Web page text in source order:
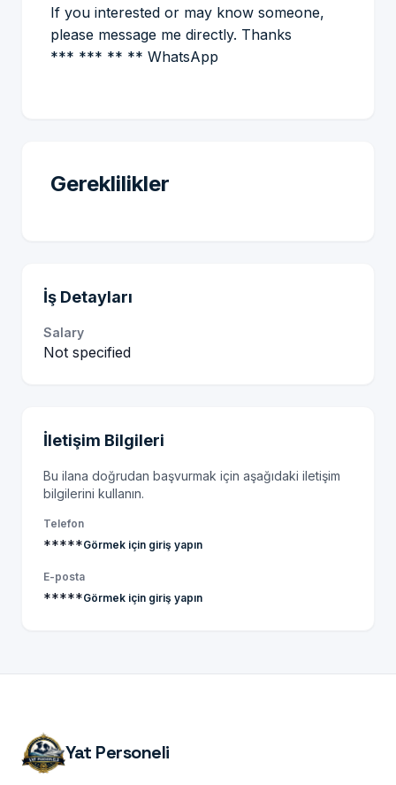
If you interested or may know someone,
please message me directly. Thanks
*** *** ** ** WhatsApp
Gereklilikler
İş Detayları
Salary
Not specified
İletişim Bilgileri
Bu ilana doğrudan başvurmak için aşağıdaki iletişim
bilgilerini kullanın.
Telefon
*****Görmek için giriş yapın
E-posta
*****Görmek için giriş yapın
Yat Personeli